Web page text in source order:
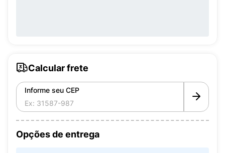
Calcular frete
Informe seu CEP
Opções de entrega